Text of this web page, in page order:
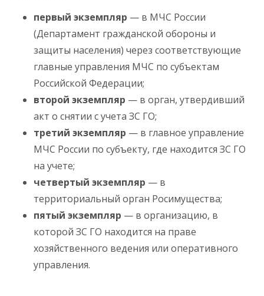
первый экземпляр — в МЧС России
(Департамент гражданской обороны и
защиты населения) через соответствующие
главные управления МЧС по субъектам
Российской Федерации;
второй экземпляр — в орган, утвердивший
акт о снятии с учета ЗС ГО;
третий экземпляр — в главное управление
МЧС России по субъекту, где находится ЗС ГО
на учете;
четвертый экземпляр — в
территориальный орган Росимущества;
пятый экземпляр — в организацию, в
которой ЗС ГО находится на праве
хозяйственного ведения или оперативного
управления.